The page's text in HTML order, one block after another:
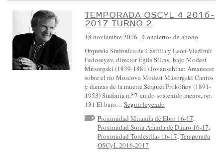
TEMPORADA OSCYL 4 2016-
2017 TURNO 2
18 noviembre 2016 -Conciertos de abono
Orquesta Sinfónica de Castilla y León Vladimir
Fedoseyev, director Egils Silins, bajo Modest
Músorgski (1839-1881) Jovánschina: Amanecer
sobre el río Moscova Modest Músorgski Cantos
y danzas de la muerte Serguéi Prokófiev (1891-
1953) Sinfonía n.º 7 en do sostenido menor, op.
131 El bajo… Seguir leyendo
Proximidad Miranda de Ebro 16-17,
Proximidad Soria Aranda de Duero 16-17,
Proximidad Tordesillas 16-17,Temporada
OSCyL 2016-2017